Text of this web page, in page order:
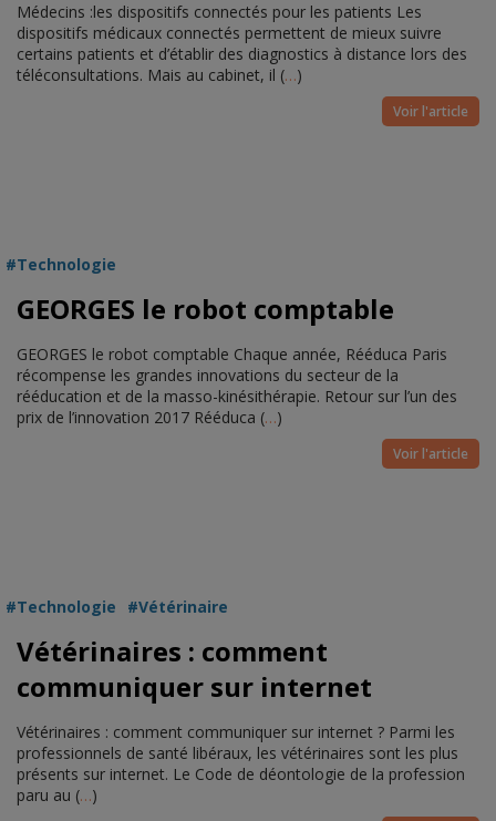
Médecins :les dispositifs connectés pour les patients Les
dispositifs médicaux connectés permettent de mieux suivre
certains patients et d’établir des diagnostics à distance lors des
téléconsultations. Mais au cabinet, il (…)
Voir l'article
Technologie
GEORGES le robot comptable
GEORGES le robot comptable Chaque année, Rééduca Paris
récompense les grandes innovations du secteur de la
rééducation et de la masso-kinésithérapie. Retour sur l’un des
prix de l’innovation 2017 Rééduca (…)
Voir l'article
Technologie Vétérinaire
Vétérinaires : comment
communiquer sur internet
Vétérinaires : comment communiquer sur internet ? Parmi les
professionnels de santé libéraux, les vétérinaires sont les plus
présents sur internet. Le Code de déontologie de la profession
paru au (…)